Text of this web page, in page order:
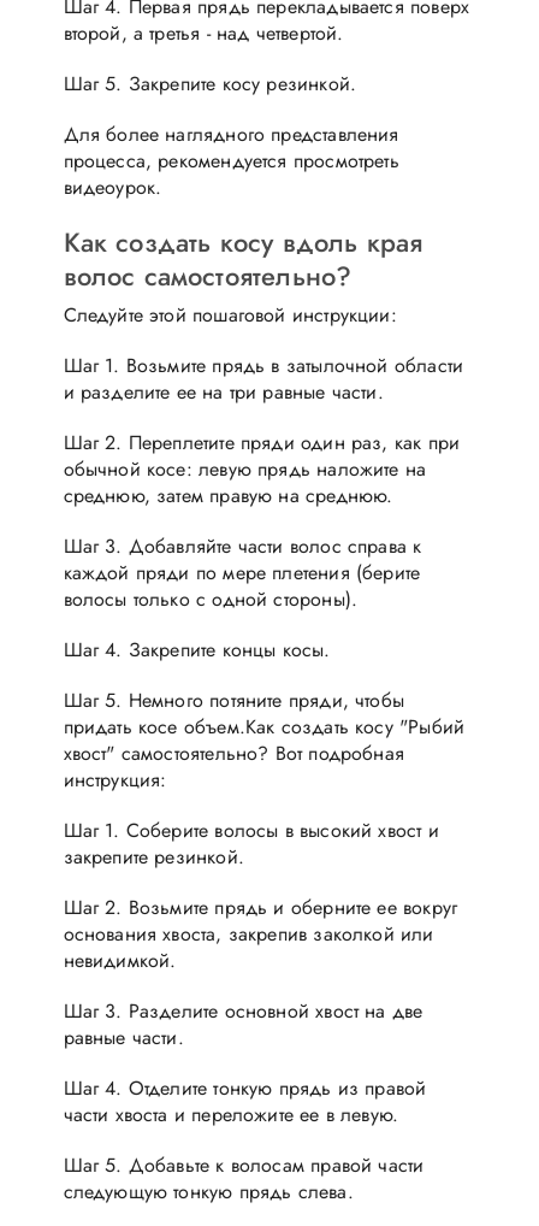
Шаг 4. Первая прядь перекладывается поверх
второй, а третья - над четвертой.
Шаг 5. Закрепите косу резинкой.
Для более наглядного представления
процесса, рекомендуется просмотреть
видеоурок.
Как создать косу вдоль края
волос самостоятельно?
Следуйте этой пошаговой инструкции:
Шаг 1. Возьмите прядь в затылочной области
и разделите ее на три равные части.
Шаг 2. Переплетите пряди один раз, как при
обычной косе: левую прядь наложите на
среднюю, затем правую на среднюю.
Шаг 3. Добавляйте части волос справа к
каждой пряди по мере плетения (берите
волосы только с одной стороны).
Шаг 4. Закрепите концы косы.
Шаг 5. Немного потяните пряди, чтобы
придать косе объем.Как создать косу "Рыбий
хвост" самостоятельно? Вот подробная
инструкция:
Шаг 1. Соберите волосы в высокий хвост и
закрепите резинкой.
Шаг 2. Возьмите прядь и оберните ее вокруг
основания хвоста, закрепив заколкой или
невидимкой.
Шаг 3. Разделите основной хвост на две
равные части.
Шаг 4. Отделите тонкую прядь из правой
части хвоста и переложите ее в левую.
Шаг 5. Добавьте к волосам правой части
следующую тонкую прядь слева.